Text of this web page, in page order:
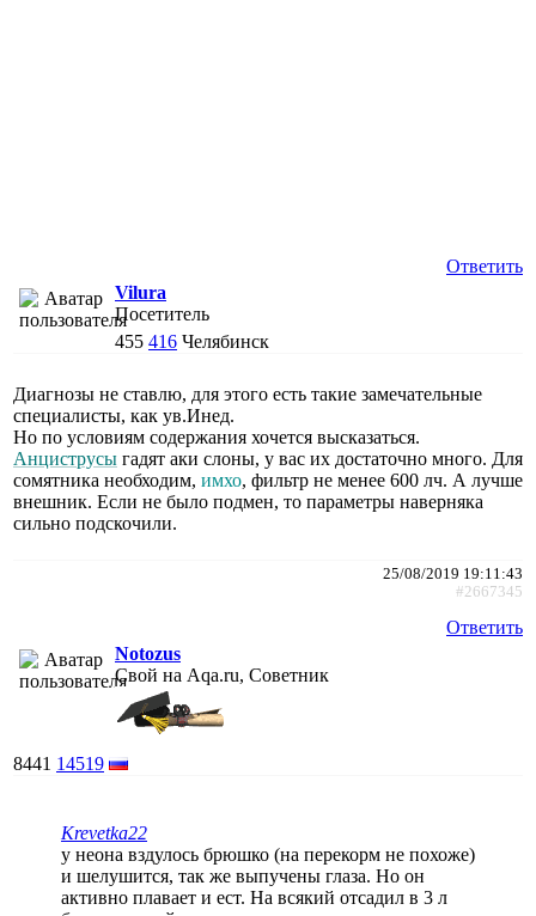
Ответить
Vilura
Посетитель
455 416 Челябинск
Диагнозы не ставлю, для этого есть такие замечательные
специалисты, как ув.Инед.
Но по условиям содержания хочется высказаться.
Анциструсы гадят аки слоны, у вас их достаточно много. Для
сомятника необходим, имхо, фильтр не менее 600 лч. А лучше
внешник. Если не было подмен, то параметры наверняка
сильно подскочили.
25/08/2019 19:11:43
#2667345
Ответить
Notozus
Свой на Aqa.ru, Советник
8441 14519
Krevetka22
у неона вздулось брюшко (на перекорм не похоже)
и шелушится, так же выпучены глаза. Но он
активно плавает и ест. На всякий отсадил в 3 л